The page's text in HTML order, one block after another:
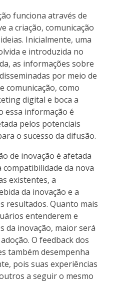
funciona através de
a criação, comunicação
Inicialmente, uma
e introduzida no
as informações sobre
por meio de
comunicação, como
digital e boca a
essa informação é
pelos potenciais
o sucesso da difusão.
de inovação é afetada
da nova
existentes, a
da inovação e a
resultados. Quanto mais
entenderem e
da inovação, maior será
O feedback dos
também desempenha
pois suas experiências
a seguir o mesmo